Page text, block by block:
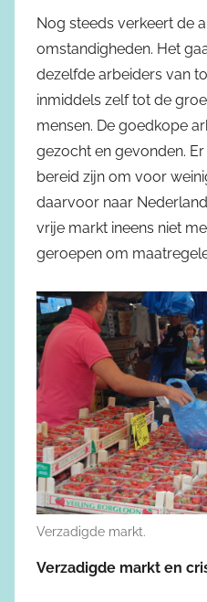
Nog steeds verkeert de
omstandigheden. Het
dezelfde arbeiders van
inmiddels zelf tot de
mensen. De goedkope
gezocht en gevonden.
bereid zijn om voor
daarvoor naar
vrije markt ineens niet
geroepen om
Verzadigde markt.
Verzadigde markt en